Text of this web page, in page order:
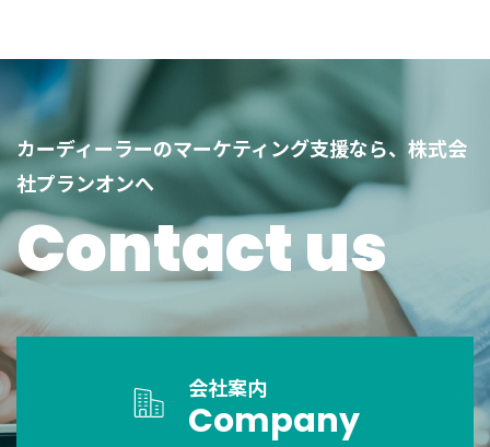
カーディーラーのマーケティング支援なら、株式会
社プランオンへ
Contact us
会社案内
Company